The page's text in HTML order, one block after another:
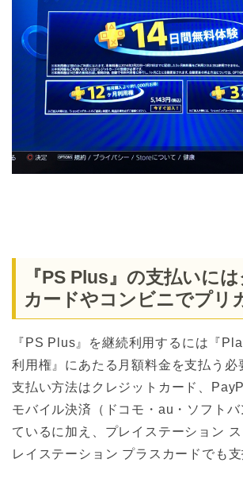
『PS Plus』の支払いに
カードやコンビニでプリ
『PS Plus』を継続利用するには『
利用権』にあたる月額料金を支払う必
支払い方法はクレジットカード、
モバイル決済（ドコモ・au・ソフトバ
ているに加え、プレイステーション
レイステーション プラスカードでも支